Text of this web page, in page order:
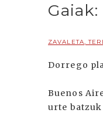
ZAVALETA,
Dorrego
Buenos
urte